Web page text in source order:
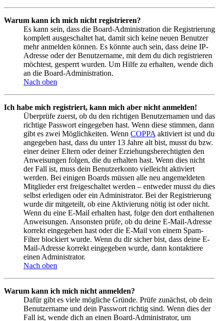
Warum kann ich mich nicht registrieren?
Es kann sein, dass die Board-Administration die Registrierung
komplett ausgeschaltet hat, damit sich keine neuen Benutzer
mehr anmelden können. Es könnte auch sein, dass deine IP-
Adresse oder der Benutzername, mit dem du dich registrieren
möchtest, gesperrt wurden. Um Hilfe zu erhalten, wende dich
an die Board-Administration.
Nach oben
Ich habe mich registriert, kann mich aber nicht anmelden!
Überprüfe zuerst, ob du den richtigen Benutzernamen und das
richtige Passwort eingegeben hast. Wenn diese stimmen, dann
gibt es zwei Möglichkeiten. Wenn COPPA aktiviert ist und du
angegeben hast, dass du unter 13 Jahre alt bist, musst du bzw.
einer deiner Eltern oder deiner Erziehungsberechtigten den
Anweisungen folgen, die du erhalten hast. Wenn dies nicht
der Fall ist, muss dein Benutzerkonto vielleicht aktiviert
werden. Bei einigen Boards müssen alle neu angemeldeten
Mitglieder erst freigeschaltet werden – entweder musst du dies
selbst erledigen oder ein Administrator. Bei der Registrierung
wurde dir mitgeteilt, ob eine Aktivierung nötig ist oder nicht.
Wenn du eine E-Mail erhalten hast, folge den dort enthaltenen
Anweisungen. Ansonsten prüfe, ob du deine E-Mail-Adresse
korrekt eingegeben hast oder die E-Mail von einem Spam-
Filter blockiert wurde. Wenn du dir sicher bist, dass deine E-
Mail-Adresse korrekt eingegeben wurde, dann kontaktiere
einen Administrator.
Nach oben
Warum kann ich mich nicht anmelden?
Dafür gibt es viele mögliche Gründe. Prüfe zunächst, ob dein
Benutzername und dein Passwort richtig sind. Wenn dies der
Fall ist, wende dich an einen Board-Administrator, um